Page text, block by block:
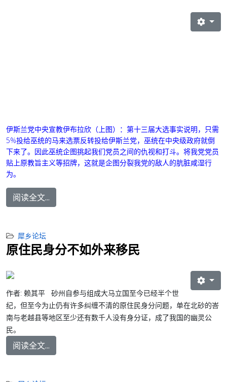
伊斯兰党中央宣教伊布拉欣 （上图）：第十三届大选事实说明，只需
5%投给巫统的马来选票反转投给伊斯兰党，巫统在中央级政府就倒
下来了。因此巫统企图挑起我们党员之间的仇视和打斗。将我党党员
贴上原教旨主义等招牌，这就是企图分裂我党的敌人的肮脏咸湿行
为。
阅读全文...
犀乡论坛
原住民身分不如外来移民
作者: 赖其平 砂州自参与组成大马立国至今已经半个世
纪，但至今为止仍有许多纠缠不清的原住民身分问题，单在北砂的峇
南与老越县等地区至少还有数千人没有身分证，成了我国的幽灵公
民。
阅读全文...